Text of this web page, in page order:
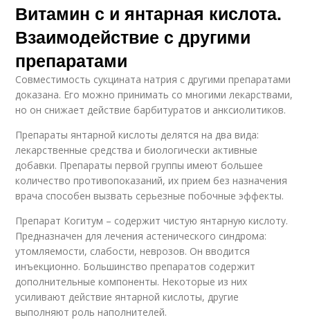
Витамин с и янтарная кислота.
Взаимодействие с другими
препаратами
Совместимость сукцината натрия с другими препаратами
доказана. Его можно принимать со многими лекарствами,
но он снижает действие барбитуратов и анксиолитиков.
Препараты янтарной кислоты делятся на два вида:
лекарственные средства и биологически активные
добавки. Препараты первой группы имеют большее
количество противопоказаний, их прием без назначения
врача способен вызвать серьезные побочные эффекты.
Препарат Когитум – содержит чистую янтарную кислоту.
Предназначен для лечения астенического синдрома:
утомляемости, слабости, неврозов. Он вводится
инъекционно. Большинство препаратов содержит
дополнительные компоненты. Некоторые из них
усиливают действие янтарной кислоты, другие
выполняют роль наполнителей.